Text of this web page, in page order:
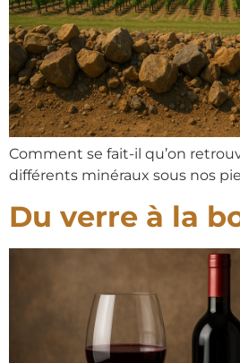
Comment se fait-il qu’on
différents minéraux sous nos
Du verre à la